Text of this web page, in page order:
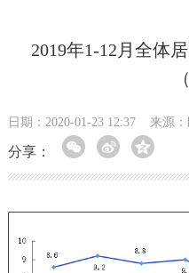
2019年1-12月全体
日期：2020-01-23 12:37 来源
分享：